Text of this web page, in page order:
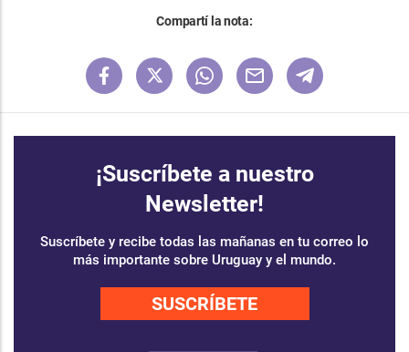
Compartí la nota:
¡Suscríbete a nuestro
Newsletter!
Suscríbete y recibe todas las mañanas en tu correo lo
más importante sobre Uruguay y el mundo.
SUSCRÍBETE